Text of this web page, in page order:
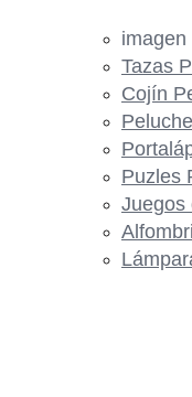
imagen
Tazas
Cojín
Puzles
Juegos